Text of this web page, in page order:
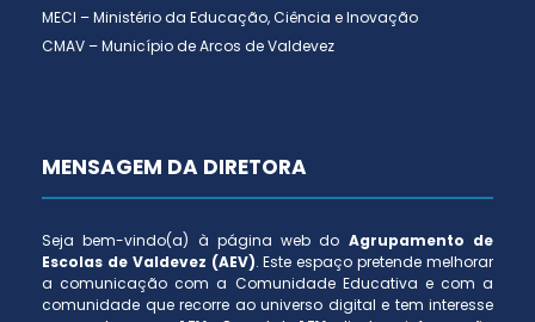
MECI – Ministério da Educação, Ciência e Inovação
CMAV – Município de Arcos de Valdevez
MENSAGEM DA DIRETORA
Seja bem-vindo(a) à página web do Agrupamento de
Escolas de Valdevez (AEV). Este espaço pretende melhorar
a comunicação com a Comunidade Educativa e com a
comunidade que recorre ao universo digital e tem interesse